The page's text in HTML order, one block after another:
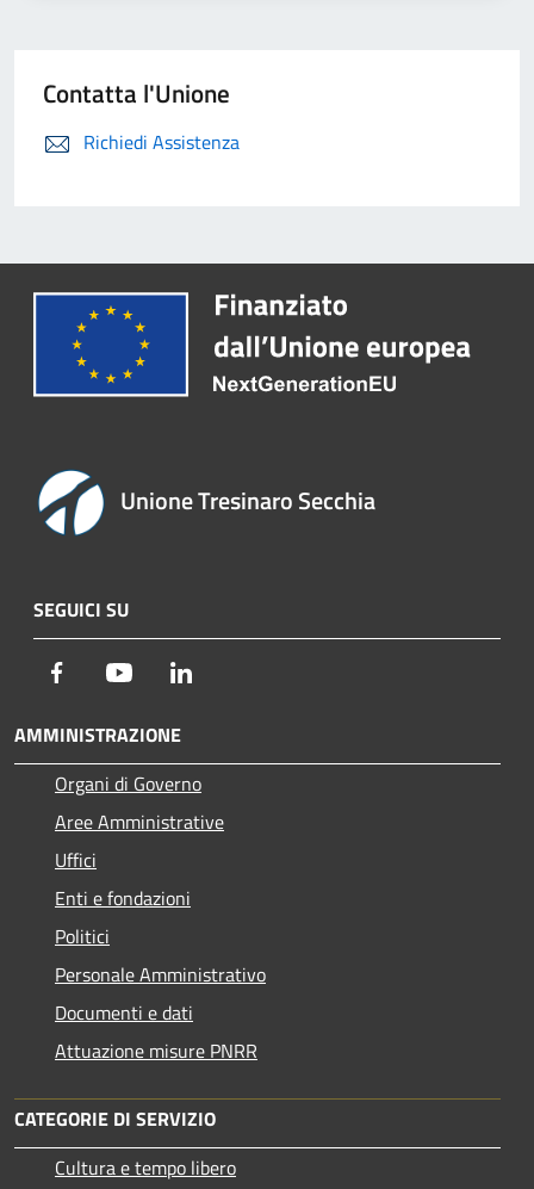
Contatta l'Unione
Richiedi Assistenza
Unione Tresinaro Secchia
SEGUICI SU
Facebook Youtube
AMMINISTRAZIONE
Organi di Governo
Aree Amministrative
Uffici
Enti e fondazioni
Politici
Personale Amministrativo
Documenti e dati
Attuazione misure PNRR
CATEGORIE DI SERVIZIO
Cultura e tempo libero